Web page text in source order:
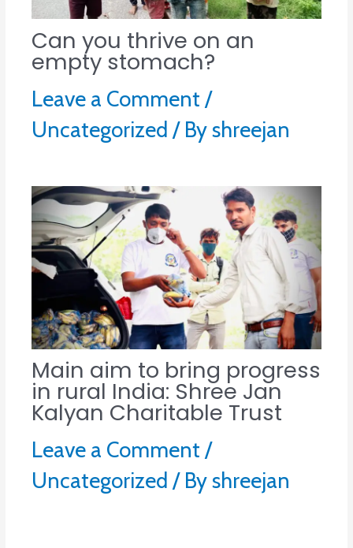
Can you thrive on an
empty stomach?
Leave a Comment /
Uncategorized / Byshreejan
Main aim to bring progress
in rural India: Shree Jan
Kalyan Charitable Trust
Leave a Comment /
Uncategorized / Byshreejan